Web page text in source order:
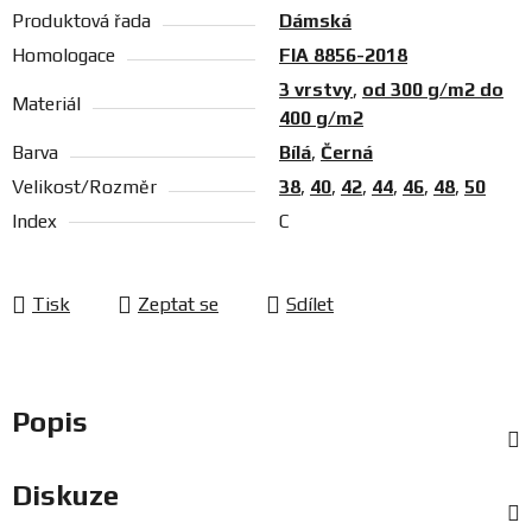
Produktová řada
Dámská
Homologace
FIA 8856-2018
Materiál
3 vrstvy, od 300 g/m2 do
400 g/m2
Barva
Bílá, Černá
Velikost/Rozměr
38, 40, 42, 44, 46, 48, 50
Index
C
Tisk Zeptat se Sdílet
Popis
Diskuze